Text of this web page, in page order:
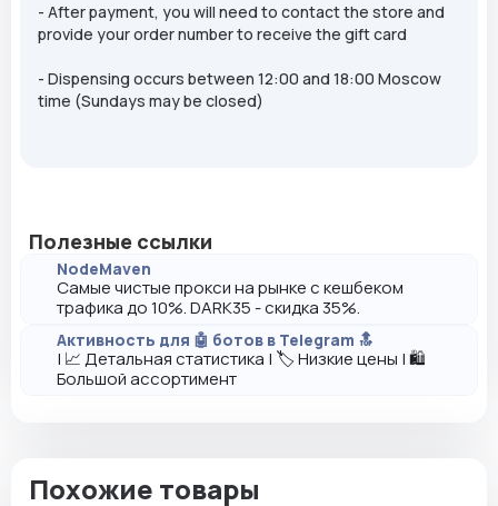
- After payment, you will need to contact the store and
provide your order number to receive the gift card
- Dispensing occurs between 12:00 and 18:00 Moscow
time (Sundays may be closed)
Полезные ссылки
NodeMaven
Самые чистые прокси на рынке с кешбеком
трафика до 10%. DARK35 - скидка 35%.
Активность для 🤖 ботов в Telegram 🔝
| 📈 Детальная статистика | 🏷️ Низкие цены | 🛍️
Большой ассортимент
Похожие товары